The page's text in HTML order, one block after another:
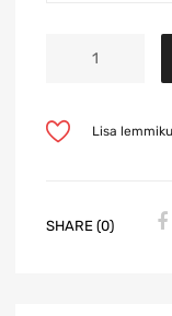
Lisa
SHARE (0)